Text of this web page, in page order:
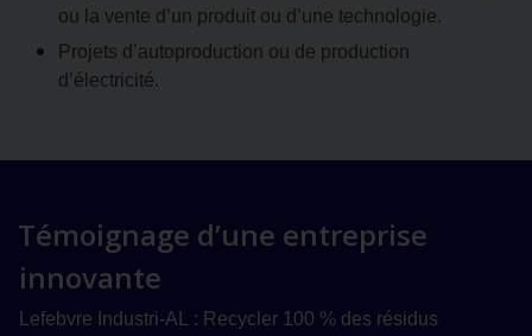
ou la vente d’un produit ou d’une technologie.
Projets d’autoproduction ou de production
d’électricité.
Témoignage d’une entreprise
innovante
Lefebvre Industri-AL : Recycler 100 % des résidus